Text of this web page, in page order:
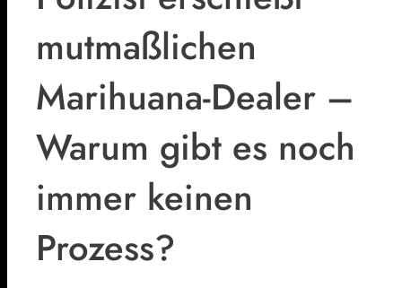
mutmaßlichen
Marihuana-Dealer –
Warum gibt es noch
immer keinen
Prozess?